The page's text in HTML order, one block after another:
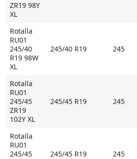
ZR19 98Y
XL
Rotalla
RU01
245/40
R19 98W
XL
245/40 R19 245
Rotalla
RU01
245/45
ZR19
102Y XL
245/45 R19 245
Rotalla
RU01
245/45
245/45 R19 245